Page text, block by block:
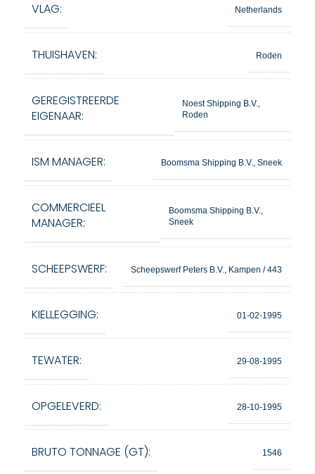
VLAG: Netherlands
THUISHAVEN: Roden
GEREGISTREERDE
EIGENAAR:
Noest Shipping B.V.,
Roden
ISM MANAGER: Boomsma Shipping B.V., Sneek
COMMERCIEEL
MANAGER:
Boomsma Shipping B.V.,
Sneek
SCHEEPSWERF: Scheepswerf Peters B.V., Kampen / 443
KIELLEGGING: 01-02-1995
TEWATER: 29-08-1995
OPGELEVERD: 28-10-1995
BRUTO TONNAGE (GT): 1546